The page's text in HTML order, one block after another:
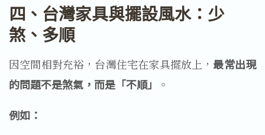
四、台灣家具與擺設風水：少
煞、多順
因空間相對充裕，台灣住宅在家具擺放上，最常出現
的問題不是煞氣，而是「不順」
。
例如：